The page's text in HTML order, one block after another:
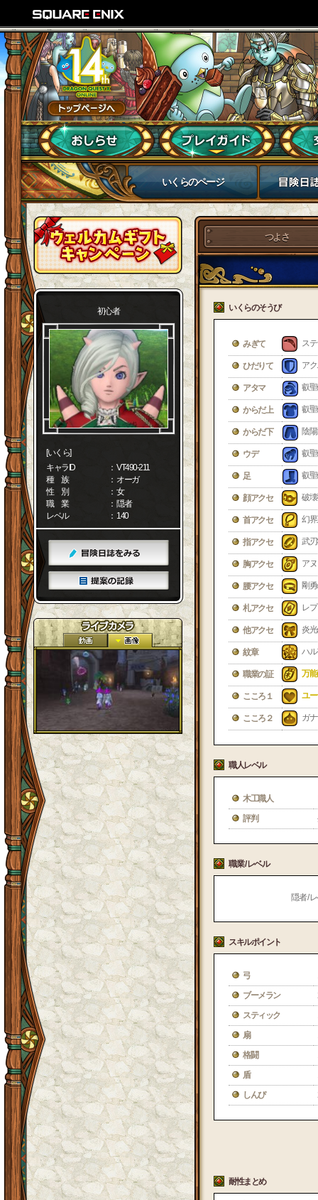
いくらのページ
初心者
[いくら]
キャラID
： VT490-211
種 族
： オーガ
性 別
： 女
職 業
： 隠者
レベル
： 140
つよさ
いくらのそうび
みぎて ス
ひだりて ア
アタマ 叡
からだ上 叡
からだ下 陰
ウデ 叡
足 叡
顔アクセ 破
首アクセ 幻
指アクセ 武
胸アクセ ア
腰アクセ 剛
札アクセ レ
他アクセ 炎
紋章 ハ
職業の証 万
こころ１ ユ
こころ２ ガ
職人レベル
木工職人
評判
職業 / レベル
隠者 /
スキルポイント
弓
ブーメラン
スティック
扇
格闘
盾
しんぴ
耐性まとめ